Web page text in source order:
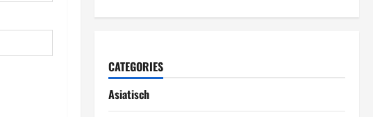
CATEGORIES
Asiatisch